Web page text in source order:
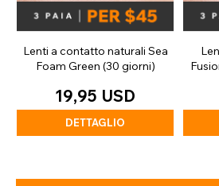
Lenti a contatto naturali Sea
Foam Green (30 giorni)
19,95 USD
DETTAGLIO